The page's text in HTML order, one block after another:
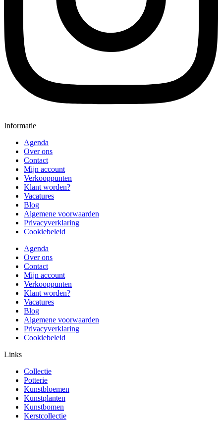
Informatie
Agenda
Over ons
Contact
Mijn account
Verkooppunten
Klant worden?
Vacatures
Blog
Algemene voorwaarden
Privacyverklaring
Cookiebeleid
Agenda
Over ons
Contact
Mijn account
Verkooppunten
Klant worden?
Vacatures
Blog
Algemene voorwaarden
Privacyverklaring
Cookiebeleid
Links
Collectie
Potterie
Kunstbloemen
Kunstplanten
Kunstbomen
Kerstcollectie